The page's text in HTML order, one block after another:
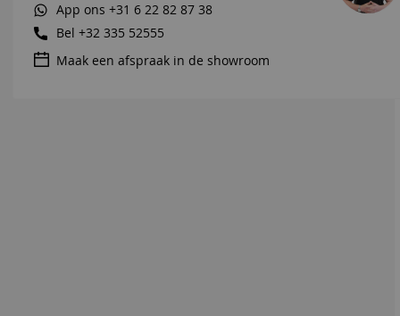
Bel +32 335 52555
App ons +31 6 22 82 87 38
Maak een afspraak in de showroom